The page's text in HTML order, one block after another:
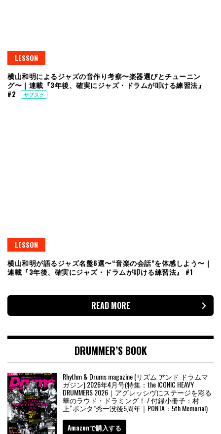
LESSON
横山和明によるジャズの音作り考察〜楽器選びとチューニン
グ〜｜連載『3年後、確実にジャズ・ドラムが叩ける練習法』
#2
サブスク
LESSON
横山和明が語るジャズ名盤6選〜“音楽の会話”を体感しよう〜｜
連載『3年後、確実にジャズ・ドラムが叩ける練習法』 #1
READ MORE
DRUMMER’S BOOK
Rhythm & Drums magazine (リズム アンド ドラムマ
ガジン) 2026年4月号(特集：the ICONIC HEAVY
DRUMMERS 2026｜アグレッシヴにステージを彩る
華のラウド・ドラミング！ / 付録小冊子：村
上“ポンタ”秀一没後5周年｜PONTA：5th Memorial)
Amazonで購入する